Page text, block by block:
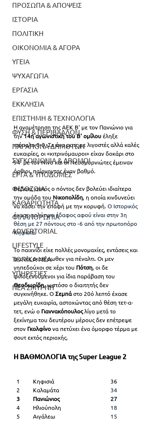
ΠΡΟΣΩΠΑ & ΑΠΟΨΕΙΣ
ΙΣΤΟΡΙΑ
ΠΟΛΙΤΙΚΗ
ΟΙΚΟΝΟΜΙΑ & ΑΓΟΡΑ
ΥΓΕΙΑ
ΨΥΧΑΓΩΓΙΑ
ΕΡΓΑΣΙΑ
ΕΚΚΛΗΣΙΑ
ΕΠΙΣΤΗΜΗ & ΤΕΧΝΟΛΟΓΙΑ
ΦΥΣΗ & ΠΕΡΙΒΑΛΛΟΝ
ΠΑΡΑΠΟΝΑ ΔΗΜΟΤΩΝ
ΣΥΓΚΟΙΝΩΝΙΑ & ΔΡΟΜΟΙ
ΕΡΓΑ & ΥΠΟΔΟΜΕΣ
ΦΙΛΟΖΩΙΑ
ΚΑΘΑΡΙΟΤΗΤΑ
ΦΙΛΑΝΘΡΩΠΙΑ
ADVERTORIAL
LIFESTYLE
ΤΟΠΙΚΑ ΝΕΑ
ΥΠΗΡΕΣΙΕΣ
ΝΕΑ ΣΜΥΡΝΗ
Η αναμέτρηση της ΑΕΚ Β' με τον Πανιώνιο για
την 14η αγωνιστική του Β' ομίλου έληξε
ισόπαλο 0-0. Σε ένα ματς με λιγοστές αλλά καλές
ευκαιρίες, οι «κιτρινόμαυροι» είχαν δοκάρι στο
94’ με τον Νίνο και οι Νεοσμυρνιώτες έμειναν
όρθιοι, παίρνοντας έναν βαθμό.
Βέβαια, αυτός ο πόντος δεν βολεύει ιδιαίτερα
την ομάδα του Νικοπολίδη, η οποία κινδυνεύει
να χάσει την επαφή με την κορυφή. Ο Ιστορικός
έχασε πολύτιμο έδαφος αφού είναι στην 3η
θέση με 27 πόντους στο -6 από την πρωτοπόρο
Κηφισιά.
Το παιχνίδι είχε πολλές μονομαχίες, εντάσεις και
φωνές εκατέρωθεν για πέναλτι. Οι μεν
γηπεδούχοι σε χέρι του Πότση, οι δε
φιλοξενούμενοι για ίδια παράβαση του
Θεοδωρίδη, ωστόσο ο διαιτητής δεν
συγκινήθηκε. Ο Σεμπά στο 20ό λεπτό έχασε
μεγάλη ευκαιρία, αστοχώντας από θέση τετ-α-
τετ, ενώ ο Γιαννακόπουλος λίγο μετά το
ξεκίνημα του δευτέρου μέρους δεν επέτρεψε
στον Γκολφίνο να πετύχει ένα όμορφο τέρμα με
σουτ εκτός περιοχής.
Η ΒΑΘΜΟΛΟΓΙΑ της Super League 2
  1 	Κηφισιά 			36
  2	Καλαμάτα
  			34
  3 	Πανιώνιος
27
  4 	Ηλιούπολη
18
  5 	Αιγάλεω
15